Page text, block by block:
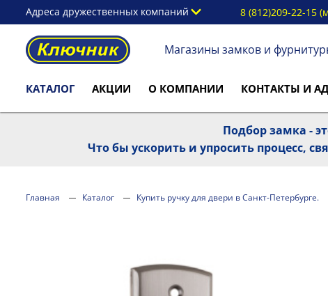
Адреса дружественных компаний 8 (812)209-22-15
Магазины замков и
КАТАЛОГ АКЦИИ О КОМПАНИИ КОНТАКТЫ И
Подбор замка -
Что бы ускорить и упросить процесс,
Главная Каталог Купить ручку для двери в Санкт-Петербурге.